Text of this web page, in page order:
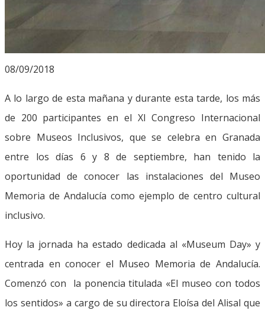
08/09/2018
A lo largo de esta mañana y durante esta tarde, los más
de 200 participantes en el XI Congreso Internacional
sobre Museos Inclusivos, que se celebra en Granada
entre los días 6 y 8 de septiembre, han tenido la
oportunidad de conocer las instalaciones del Museo
Memoria de Andalucía como ejemplo de centro cultural
inclusivo.
Hoy la jornada ha estado dedicada al «Museum Day» y
centrada en conocer el Museo Memoria de Andalucía.
Comenzó con la ponencia titulada «El museo con todos
los sentidos» a cargo de su directora Eloísa del Alisal que